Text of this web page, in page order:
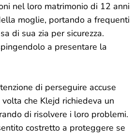
nel loro matrimonio di 12 anni
moglie, portando a frequenti
di sua zia per sicurezza.
a presentare la
di perseguire accuse
che Klejd richiedeva un
di risolvere i loro problemi.
costretto a proteggere se